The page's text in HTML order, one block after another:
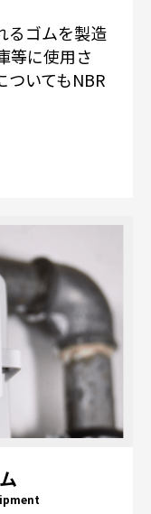
るゴムを製造
等に使用さ
ついてもNBR